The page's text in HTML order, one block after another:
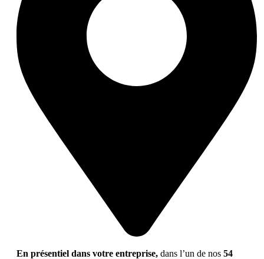
En présentiel dans votre entreprise, dans l’un de nos 54